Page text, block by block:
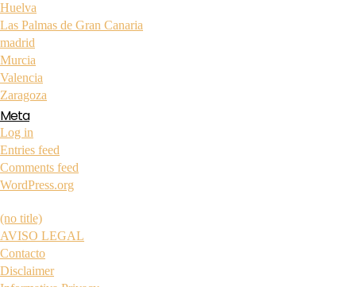
Huelva
Las Palmas de Gran Canaria
madrid
Murcia
Valencia
Zaragoza
Meta
Log in
Entries feed
Comments feed
WordPress.org
(no title)
AVISO LEGAL
Contacto
Disclaimer